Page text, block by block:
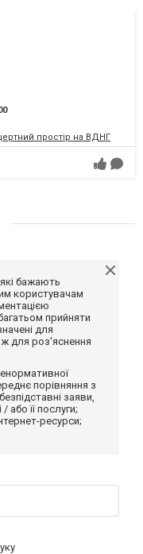
простір на ВДНГ
бажають
користувачам
прийняти
для
для роз'яснення
порівняння з
заяви,
або її послуги;
ресурси;